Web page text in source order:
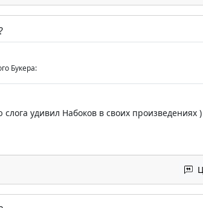
Букера:
удивил Набоков в своих произведениях )